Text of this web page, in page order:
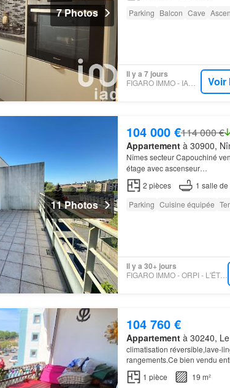
7 Photos
Parking Balcon Cave
Il y a 7 jours
FIGARO IMMO - IAD FRANCE Voir
11 Photos
104 000 €114 000 €
Appartementà 30900,
Nîmes secteur Capouchiné
étage avec ascenseur…
2 pièces 1 salle de
Parking Cuisine équipée
Il y a 30+ jours
FIGARO IMMO - ORPI - L'ÉTOILE IMMOBILIER
104 760 €
Appartementà 30240,
climatisation réversible,lave-
rangements.Ce bien vendu
parking
1 pièce
19 m²